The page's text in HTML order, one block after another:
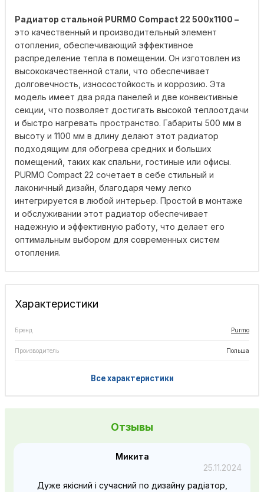
Радиатор стальной PURMO Compact 22 500х1100 –
это качественный и производительный элемент
отопления, обеспечивающий эффективное
распределение тепла в помещении. Он изготовлен из
высококачественной стали, что обеспечивает
долговечность, износостойкость и коррозию. Эта
модель имеет два ряда панелей и две конвективные
секции, что позволяет достигать высокой теплоотдачи
и быстро нагревать пространство. Габариты 500 мм в
высоту и 1100 мм в длину делают этот радиатор
подходящим для обогрева средних и больших
помещений, таких как спальни, гостиные или офисы.
PURMO Compact 22 сочетает в себе стильный и
лаконичный дизайн, благодаря чему легко
интегрируется в любой интерьер. Простой в монтаже
и обслуживании этот радиатор обеспечивает
надежную и эффективную работу, что делает его
оптимальным выбором для современных систем
отопления.
Характеристики
Бренд Purmo
Производитель Польша
Все характеристики
Отзывы
Микита
25.11.2024
Дуже якісний і сучасний по дизайну радіатор,